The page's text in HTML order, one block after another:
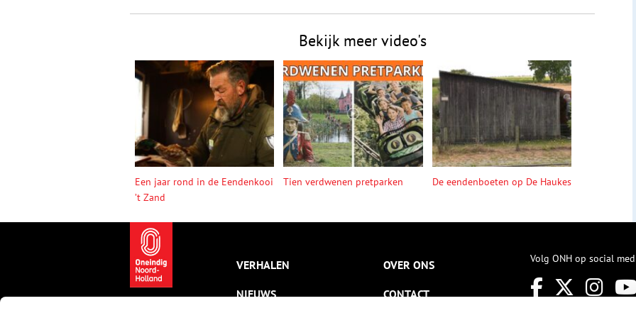
Bekijk meer video's
Een jaar rond in de Eendenkooi
’t Zand
Tien verdwenen pretparken De eendenboeten op De Haukes
VERHALEN
NIEUWS
OVER ONS
CONTACT
Volg ONH op social